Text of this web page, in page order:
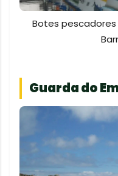
Botes
Guarda do